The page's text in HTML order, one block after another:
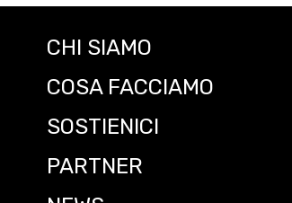
CHI SIAMO
COSA FACCIAMO
SOSTIENICI
PARTNER